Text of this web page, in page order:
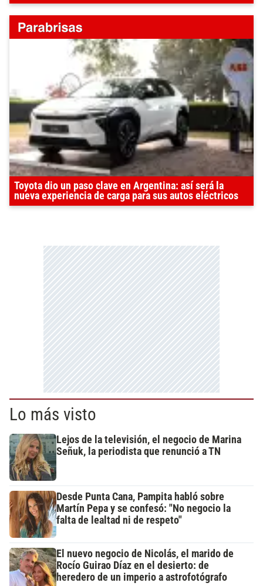
Toyota dio un paso clave en Argentina: así será la
nueva experiencia de carga para sus autos eléctricos
Lo más visto
Lejos de la televisión, el negocio de Marina
Señuk, la periodista que renunció a TN
Desde Punta Cana, Pampita habló sobre
Martín Pepa y se confesó: "No negocio la
falta de lealtad ni de respeto"
El nuevo negocio de Nicolás, el marido de
Rocío Guirao Díaz en el desierto: de
heredero de un imperio a astrofotógrafo